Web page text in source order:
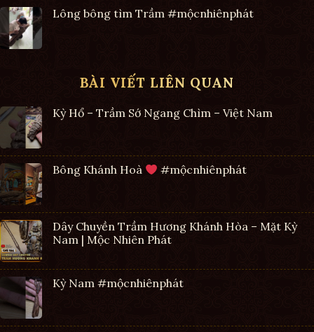
Lông bông tìm Trầm #mộcnhiênphát
BÀI VIẾT LIÊN QUAN
Kỳ Hổ – Trầm Sớ Ngang Chìm – Việt Nam
Bông Khánh Hoà #mộcnhiênphát
Dây Chuyền Trầm Hương Khánh Hòa – Mặt Kỳ
Nam | Mộc Nhiên Phát
Kỳ Nam #mộcnhiênphát